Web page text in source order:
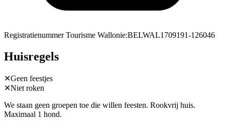
Registratienummer Tourisme Wallonie:BELWAL1709191-126046
Huisregels
✕Geen feestjes
✕Niet roken
We staan geen groepen toe die willen feesten. Rookvrij huis.
Maximaal 1 hond.